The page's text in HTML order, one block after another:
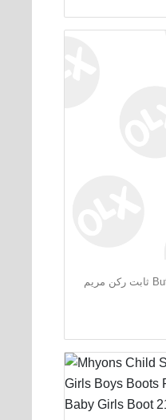
ثابت ركن مريم Buty Chlopiece 21 Zetaphi